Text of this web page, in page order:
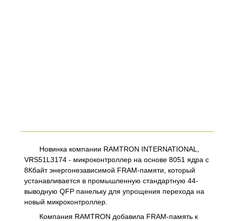
Новинка компании RAMTRON INTERNATIONAL,
VRS51L3174 - микроконтроллер на основе 8051 ядра с
8Кбайт энергонезависимой FRAM-памяти, который
устанавливается в промышленную стандартную 44-
выводную QFP панельку для упрощения перехода на
новый микроконтроллер.
Компания RAMTRON добавила FRAM-память к